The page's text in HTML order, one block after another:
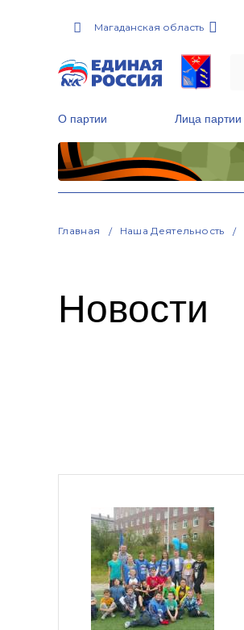
Магаданская область
О партии Лица партии
Главная Наша Деятельность
Новости